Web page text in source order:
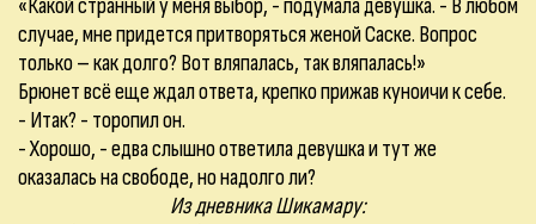
«Какой странный у меня выбор, - подумала девушка. - В любом
случае, мне придется притворяться женой Саске. Вопрос
только – как долго? Вот вляпалась, так вляпалась!»
Брюнет всё еще ждал ответа, крепко прижав куноичи к себе.
- Итак? - торопил он.
- Хорошо, - едва слышно ответила девушка и тут же
оказалась на свободе, но надолго ли?
Из дневника Шикамару: